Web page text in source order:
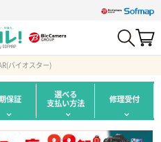
バイオスター)
保証 選べる
支払い方法 修理受付